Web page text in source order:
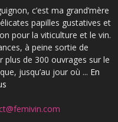
c’est ma grand’mère
papilles gustatives et
pour la viticulture et le vin.
à peine sortie de
plus de 300 ouvrages sur le
jusqu’au jour où ... En